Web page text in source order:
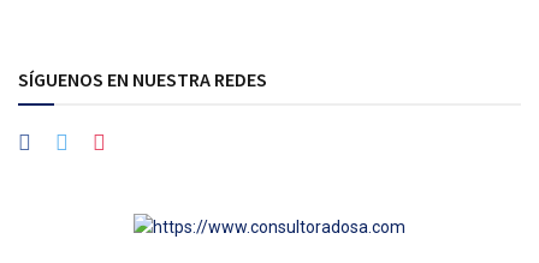
SÍGUENOS EN NUESTRA REDES